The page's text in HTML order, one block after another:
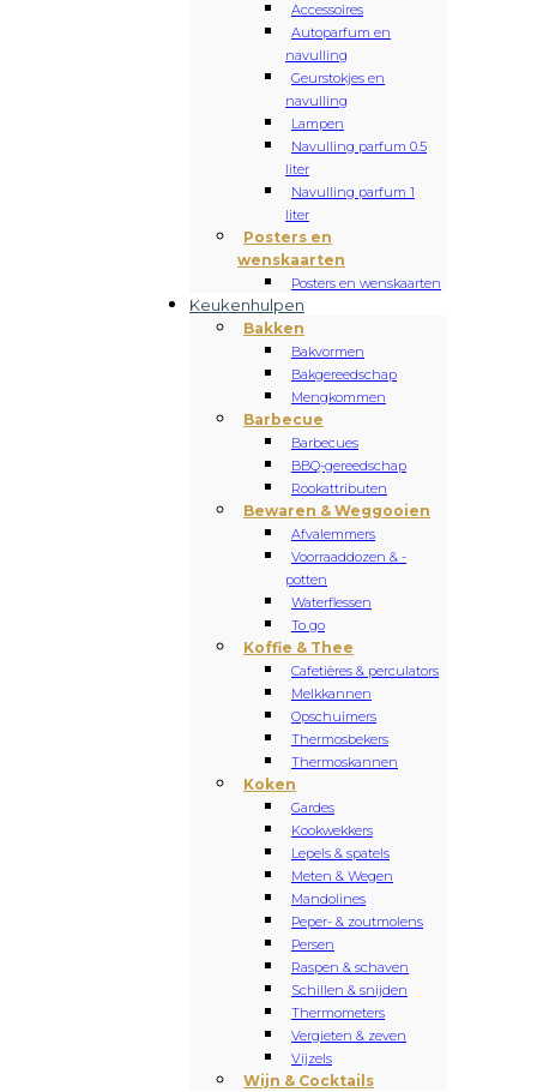
Accessoires
Autoparfum en
navulling
Geurstokjes en
navulling
Lampen
Navulling parfum 0.5
liter
Navulling parfum 1
liter
Posters en
wenskaarten
Posters en wenskaarten
Keukenhulpen
Bakken
Bakvormen
Bakgereedschap
Mengkommen
Barbecue
Barbecues
BBQ-gereedschap
Rookattributen
Bewaren & Weggooien
Afvalemmers
Voorraaddozen & -
potten
Waterflessen
To go
Koffie & Thee
Cafetières & perculators
Melkkannen
Opschuimers
Thermosbekers
Thermoskannen
Koken
Gardes
Kookwekkers
Lepels & spatels
Meten & Wegen
Mandolines
Peper- & zoutmolens
Persen
Raspen & schaven
Schillen & snijden
Thermometers
Vergieten & zeven
Vijzels
Wijn & Cocktails